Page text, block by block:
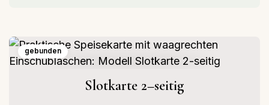
gebunden
Slotkarte 2–seitig